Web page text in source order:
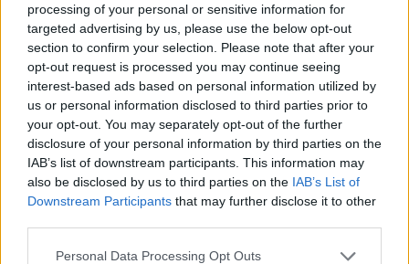
processing of your personal or sensitive information for
targeted advertising by us, please use the below opt-out
section to confirm your selection. Please note that after your
opt-out request is processed you may continue seeing
interest-based ads based on personal information utilized by
us or personal information disclosed to third parties prior to
your opt-out. You may separately opt-out of the further
disclosure of your personal information by third parties on the
IAB’s list of downstream participants. This information may
also be disclosed by us to third parties on the IAB’s List of
Downstream Participants that may further disclose it to other
Please note that this website/app uses one or more Google
Personal Data Processing Opt Outs
@McCart:
Hát, szerinted nincs értelme, mert látom, nem
elütéssel állunk szembe, mint esetemben: te tényleg
azt hiszed, hogy a vessző elé szünet kell, ami
egyébként nem lenne baj (sokan vannak így ezzel,
akik keveset olvasnak), ha nem éppen mást
ostoroznál nagyon magasra dobva ezzel a labdát.
Más helyesírásának ekézése ugyanis elég hülyén jön
ki, ha neked alap fogalmak sem tiszták az ügyben,
kicsit puzsérosra vetted a figurát, s egyből mutatod
is, mi a baj vele (is).